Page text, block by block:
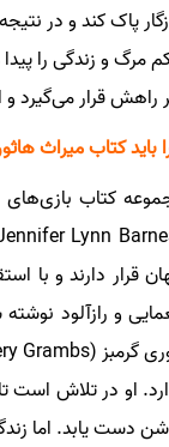
پاک کند و در
مرگ و زندگی را
راهش قرار می‌گیرد و
باید کتاب میراث
قرار دارند و با
و رازآلود
او در تلاش است
دست یابد. اما